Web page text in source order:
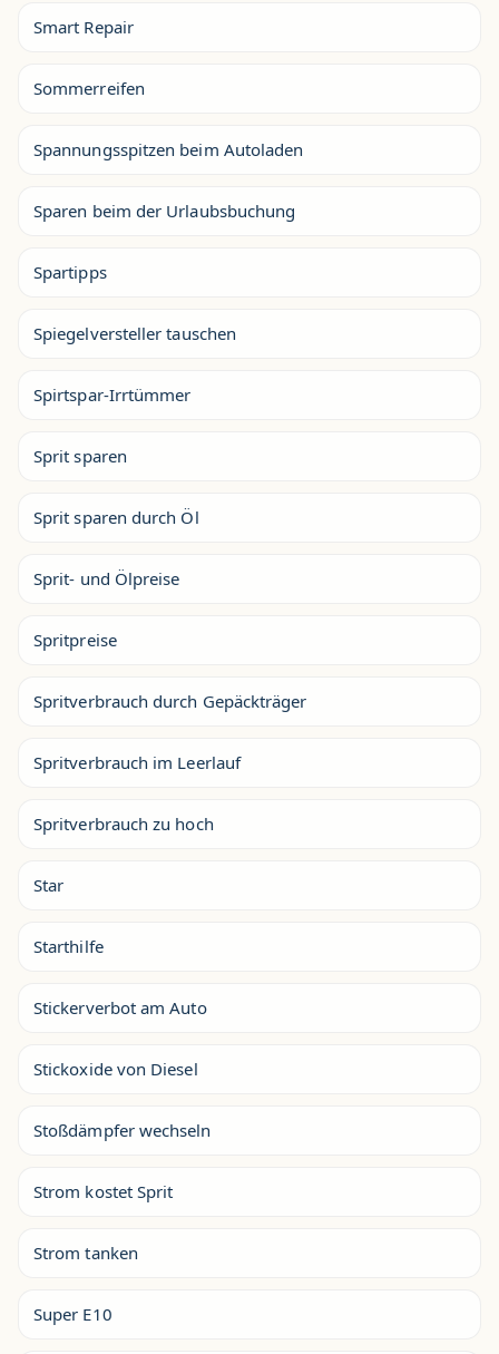
Smart Repair
Sommerreifen
Spannungsspitzen beim Autoladen
Sparen beim der Urlaubsbuchung
Spartipps
Spiegelversteller tauschen
Spirtspar-Irrtümmer
Sprit sparen
Sprit sparen durch Öl
Sprit- und Ölpreise
Spritpreise
Spritverbrauch durch Gepäckträger
Spritverbrauch im Leerlauf
Spritverbrauch zu hoch
Star
Starthilfe
Stickerverbot am Auto
Stickoxide von Diesel
Stoßdämpfer wechseln
Strom kostet Sprit
Strom tanken
Super E10